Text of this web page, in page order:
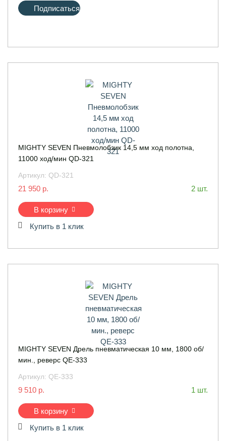
Подписаться
MIGHTY SEVEN Пневмолобзик 14,5 мм ход полотна,
11000 ход/мин QD-321
Артикул: QD-321
21 950 р. 2 шт.
В корзину
Купить в 1 клик
MIGHTY SEVEN Дрель пневматическая 10 мм, 1800 об/
мин., реверс QE-333
Артикул: QE-333
9 510 р. 1 шт.
В корзину
Купить в 1 клик